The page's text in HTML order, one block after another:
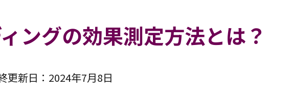
ングの効果測定方法とは？
更新日：2024年7月8日